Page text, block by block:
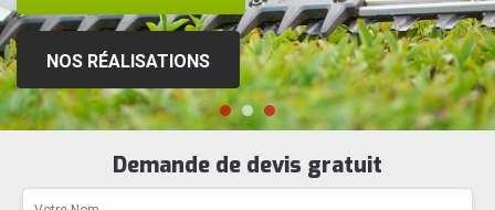
NOS RÉALISATIONS
Demande de devis gratuit